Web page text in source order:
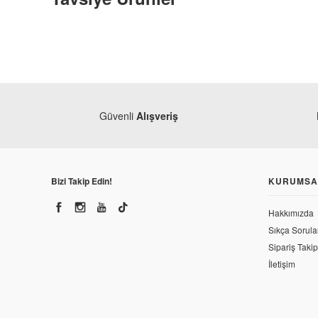
Kuba
Kuba Rocca 100 Direksiyon
Kuba Rocca 100
284,97 TL
Güvenli Alışveriş
Bizi Takip Edin!
Hakkımızda
Sıkça
Sipariş Takip
İletişim